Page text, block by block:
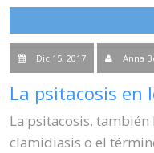
Dic 15, 2017 Anna
La psitacosis en
La psitacosis,
clamidiasis o el